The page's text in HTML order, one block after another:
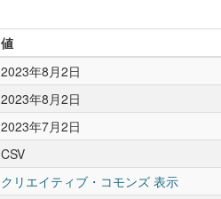
値
2023年8月2日
2023年8月2日
2023年7月2日
CSV
クリエイティブ・コモンズ 表示